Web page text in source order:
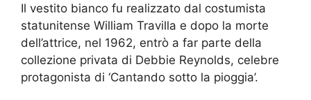
Il vestito bianco fu realizzato dal costumista
statunitense William Travilla e dopo la morte
dell’attrice, nel 1962, entrò a far parte della
collezione privata di Debbie Reynolds, celebre
protagonista di ‘Cantando sotto la pioggia’.